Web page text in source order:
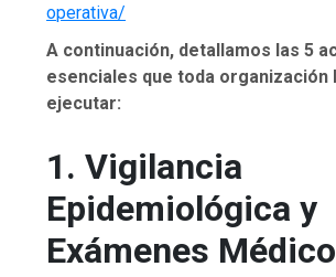
operativa/
A continuación, detallamos las 5
esenciales que toda organización
ejecutar:
1. Vigilancia
Epidemiológica y
Exámenes